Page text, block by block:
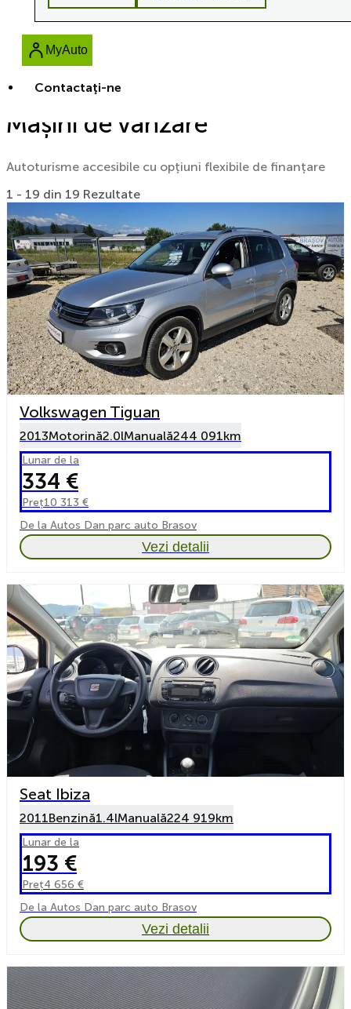
Contactaţi-ne
MyAuto
Mașini de vânzare
Autoturisme accesibile cu opțiuni flexibile de finanțare
1 - 19 din 19 Rezultate
Volkswagen Tiguan
2013Motorină2.0lManuală244 091km
Lunar de la
334 €
Preț10 313 €
De la Autos Dan parc auto Brasov
Vezi detalii
Seat Ibiza
2011Benzină1.4lManuală224 919km
Lunar de la
193 €
Preț4 656 €
De la Autos Dan parc auto Brasov
Vezi detalii